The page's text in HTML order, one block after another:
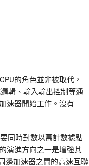
的角色並非被取代，
輯、輸入輸出控制等通
速器開始工作。沒有
同時對數以萬計數據點
演進方向之一是增強其
邊加速器之間的高速互聯